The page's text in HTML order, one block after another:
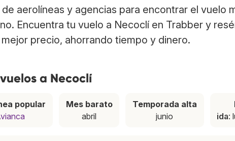
aerolíneas y agencias para encontrar el vuelo
Encuentra tu vuelo a Necoclí en Trabber y
precio, ahorrando tiempo y dinero.
a Necoclí
popular
Mes barato
abril
Temporada alta
junio
ida: